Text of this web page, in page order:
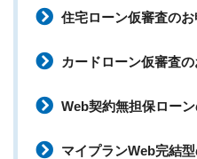
住宅ローン仮審査の
カードローン仮審査
Web契約無担保ロー
マイプランWeb完結